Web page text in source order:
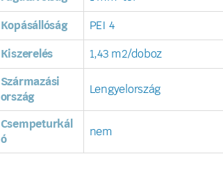
Kopásállóság PEI 4
Kiszerelés 1,43 m2/doboz
Származási
ország
Lengyelország
Csempeturkál
ó
nem